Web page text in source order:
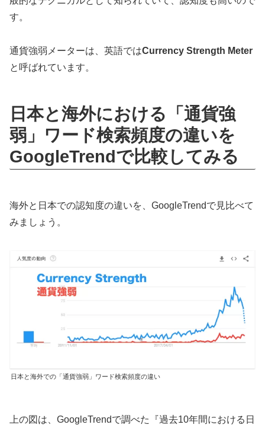
す。
通貨強弱メーターは、英語ではCurrency Strength Meter
と呼ばれています。
日本と海外における「通貨強
弱」ワード検索頻度の違いを
GoogleTrendで比較してみる
海外と日本での認知度の違いを、GoogleTrendで見比べて
みましょう。
日本と海外での「通貨強弱」ワード検索頻度の違い
上の図は、GoogleTrendで調べた『過去10年間における日